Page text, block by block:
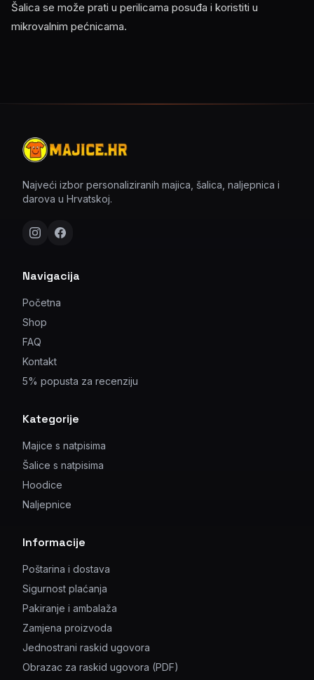
Šalica se može prati u perilicama posuđa i koristiti u
mikrovalnim pećnicama.
Najveći izbor personaliziranih majica, šalica, naljepnica i
darova u Hrvatskoj.
Navigacija
Početna
Shop
FAQ
Kontakt
5% popusta za recenziju
Kategorije
Majice s natpisima
Šalice s natpisima
Hoodice
Naljepnice
Informacije
Poštarina i dostava
Sigurnost plaćanja
Pakiranje i ambalaža
Zamjena proizvoda
Jednostrani raskid ugovora
Obrazac za raskid ugovora (PDF)